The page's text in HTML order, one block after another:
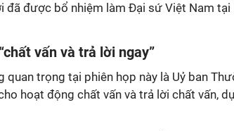
đã được bổ nhiệm làm Đại sứ Việt Nam tại
vấn và trả lời ngay”
trọng tại phiên họp này là Uỷ ban
hoạt động chất vấn và trả lời chất vấn,